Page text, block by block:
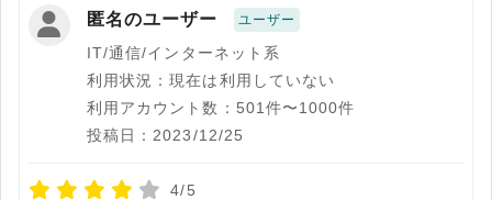
匿名のユーザー ユーザー
IT/通信/インターネット系
利用状況：現在は利用していない
利用アカウント数：501件〜1000件
投稿日：2023/12/25
4/5